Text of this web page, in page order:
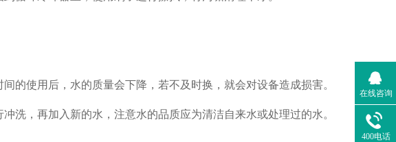
的使用后，水的质量会下降，若不及时换，就会对设备造成损害。
洗，再加入新的水，注意水的品质应为清洁自来水或处理过的水。
在线咨询
400电话